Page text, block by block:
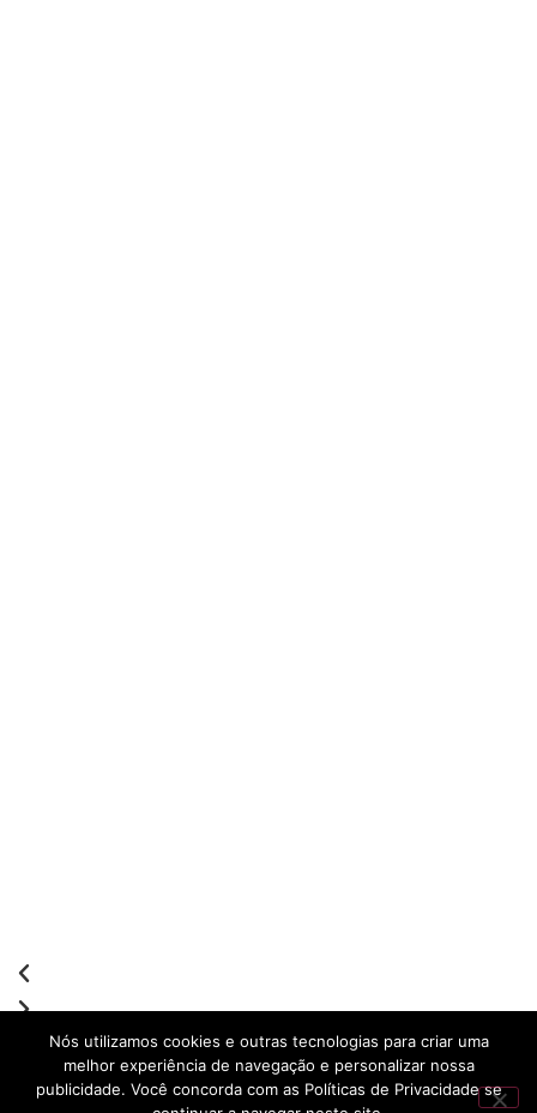
Nós utilizamos cookies e outras tecnologias para criar uma
melhor experiência de navegação e personalizar nossa
publicidade. Você concorda com as Políticas de Privacidade se